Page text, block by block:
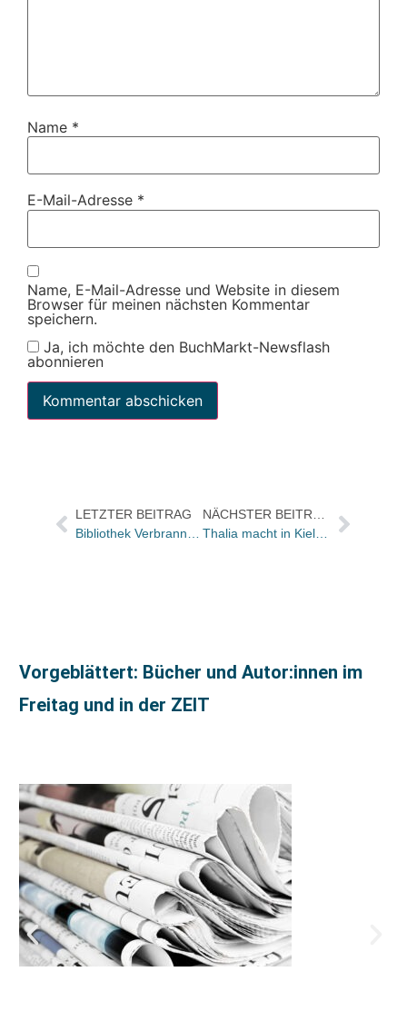
Name *
E-Mail-Adresse *
Name, E-Mail-Adresse und Website in diesem
Browser für meinen nächsten Kommentar
speichern.
Ja, ich möchte den BuchMarkt-Newsflash
abonnieren
LETZTER BEITRAG
Bibliothek Verbrannter Bücher – Schenkung an 180 Schulen
NÄCHSTER BEITRAG
Thalia macht in Kiel dicht
Vorgeblättert: Bücher und Autor:innen im
Freitag und in der ZEIT